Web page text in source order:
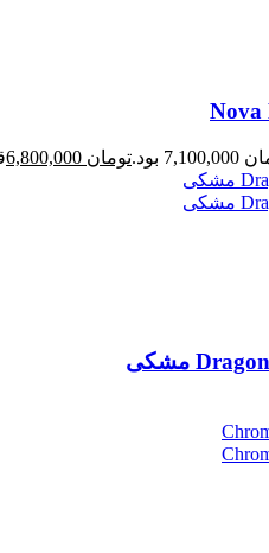
بود. تومان